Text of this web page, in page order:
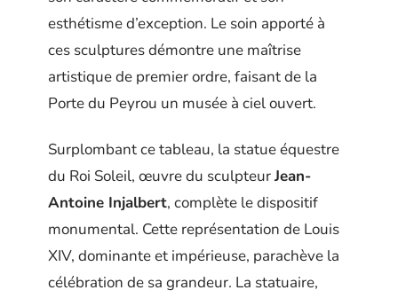
esthétisme d’exception. Le soin apporté à
ces sculptures démontre une maîtrise
artistique de premier ordre, faisant de la
Porte du Peyrou un musée à ciel ouvert.
Surplombant ce tableau, la statue équestre
du Roi Soleil, œuvre du sculpteurJean-
Antoine Injalbert, complète le dispositif
monumental. Cette représentation de Louis
XIV, dominante et impérieuse, parachève la
célébration de sa grandeur. La statuaire,